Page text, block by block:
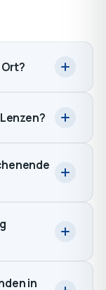
in